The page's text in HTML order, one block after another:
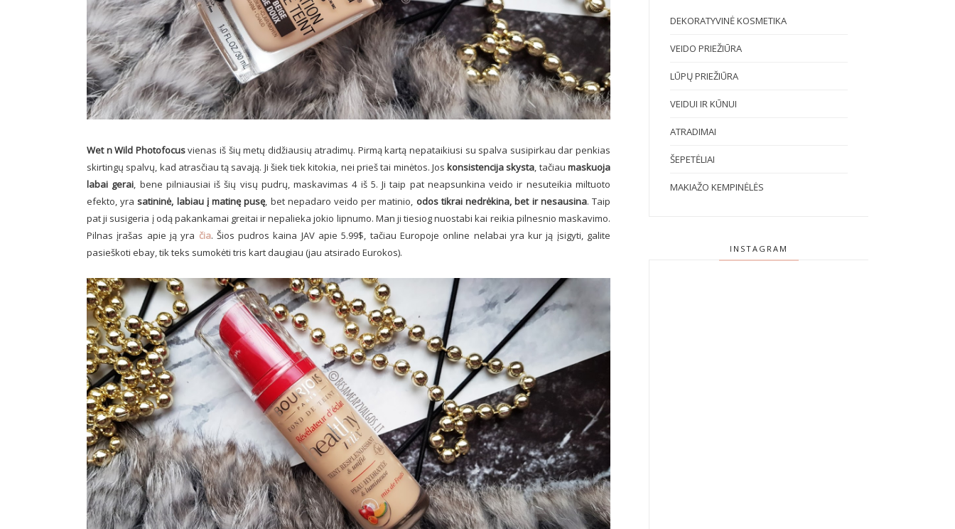
Wet n Wild Photofocusvienas iš šių metų didžiausių atradimų. Pirmą kartą nepataikiusi su spalva susipirkau dar penkias
skirtingų spalvų, kad atrasčiau tą savają. Ji šiek tiek kitokia, nei prieš tai minėtos. Jos konsistencija skysta, tačiaumaskuoja
labai gerai, bene pilniausiai iš šių visų pudrų, maskavimas 4 iš 5. Ji taip pat neapsunkina veido ir nesuteikia miltuoto
efekto, yrasatininė, labiau į matinę pusę, bet nepadaro veido per matinio, odos tikrai nedrėkina, bet ir nesausina. Taip
pat ji susigeria į odą pakankamai greitai ir nepalieka jokio lipnumo. Man ji tiesiog nuostabi kai reikia pilnesnio maskavimo.
Pilnas įrašas apie ją yra čia. Šios pudros kaina JAV apie 5.99$, tačiau Europoje online nelabai yra kur ją įsigyti, galite
pasieškoti ebay, tik teks sumokėti tris kart daugiau (jau atsirado Eurokos).
DEKORATYVINĖ KOSMETIKA
VEIDO PRIEŽIŪRA
LŪPŲ PRIEŽIŪRA
VEIDUI IR KŪNUI
ATRADIMAI
ŠEPETĖLIAI
MAKIAŽO KEMPINĖLĖS
INSTAGRAM